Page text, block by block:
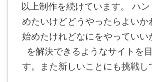
以上制作を続けています。 ハ
めたいけどどうやったらよいか
始めたけれどなにをやっていい
を解決できるようなサイトを
す。また新しいことにも挑戦し